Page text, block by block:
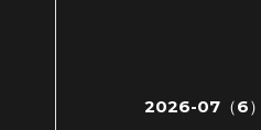
2026-07（6）